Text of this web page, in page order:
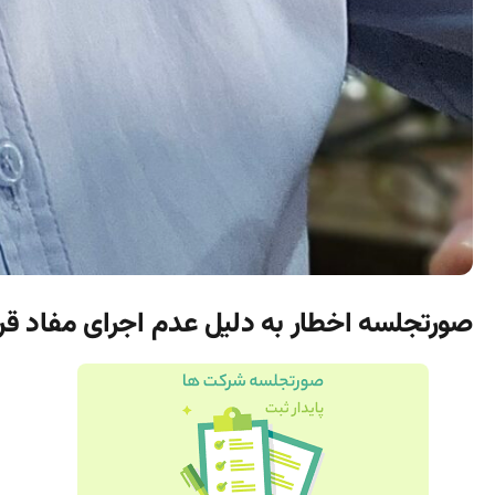
صورتجلسه اخطار به دلیل عدم اجرای مفاد